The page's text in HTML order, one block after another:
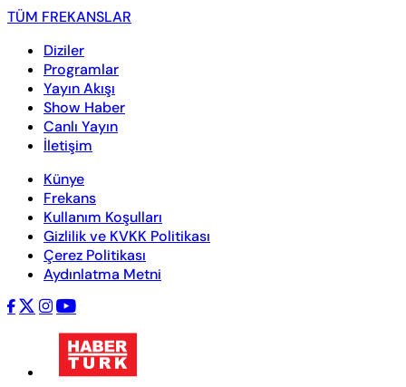
TÜM FREKANSLAR
Diziler
Programlar
Yayın Akışı
Show Haber
Canlı Yayın
İletişim
Künye
Frekans
Kullanım Koşulları
Gizlilik ve KVKK Politikası
Çerez Politikası
Aydınlatma Metni